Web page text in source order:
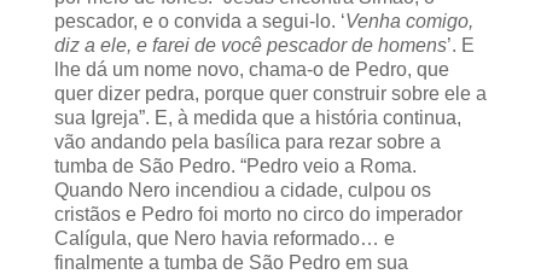
pescador, e o convida a segui-lo. ‘Venha comigo,
diz a ele, e farei de você pescador de homens’. E
lhe dá um nome novo, chama-o de Pedro, que
quer dizer pedra, porque quer construir sobre ele a
sua Igreja”. E, à medida que a história continua,
vão andando pela basílica para rezar sobre a
tumba de São Pedro. “Pedro veio a Roma.
Quando Nero incendiou a cidade, culpou os
cristãos e Pedro foi morto no circo do imperador
Calígula, que Nero havia reformado… e
finalmente a tumba de São Pedro em sua